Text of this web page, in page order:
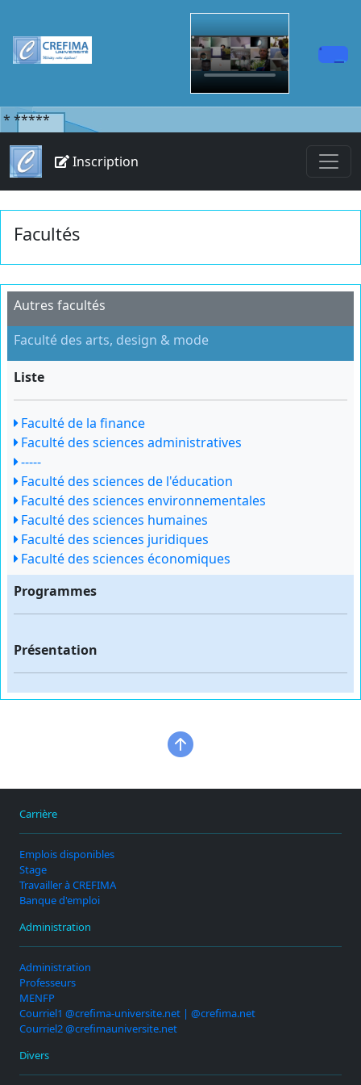
* *****
Inscription
Facultés
Autres facultés
Faculté des arts, design & mode
Liste
Faculté de la finance
Faculté des sciences administratives
-----
Faculté des sciences de l'éducation
Faculté des sciences environnementales
Faculté des sciences humaines
Faculté des sciences juridiques
Faculté des sciences économiques
Programmes
Présentation
Carrière
Emplois disponibles
Stage
Travailler à CREFIMA
Banque d'emploi
Administration
Administration
Professeurs
MENFP
Courriel1 @crefima-universite.net | @crefima.net
Courriel2 @crefimauniversite.net
Divers